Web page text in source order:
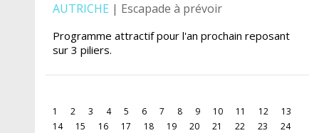
AUTRICHE | Escapade à prévoir
Programme attractif pour l'an prochain reposant
sur 3 piliers.
1 2 3 4 5 6 7 8 9 10 11 12
13
14
15 16 17 18 19 20 21 22 23
24